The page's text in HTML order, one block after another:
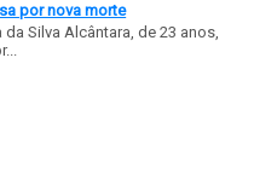
por nova morte
Silva Alcântara, de 23 anos,